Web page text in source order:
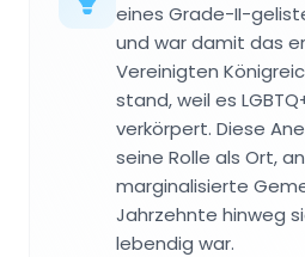
eines Grade-II-
und war damit das
Vereinigten
stand, weil es
verkörpert. Diese
seine Rolle als Ort,
marginalisierte
Jahrzehnte hinweg
lebendig war.